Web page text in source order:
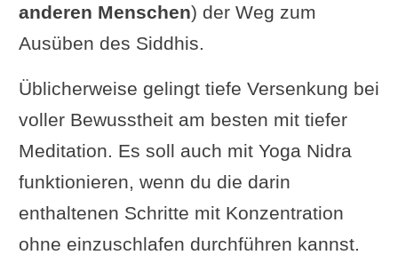
anderen Menschen) der Weg zum
Ausüben des Siddhis.
Üblicherweise gelingt tiefe Versenkung bei
voller Bewusstheit am besten mit tiefer
Meditation. Es soll auch mit Yoga Nidra
funktionieren, wenn du die darin
enthaltenen Schritte mit Konzentration
ohne einzuschlafen durchführen kannst.